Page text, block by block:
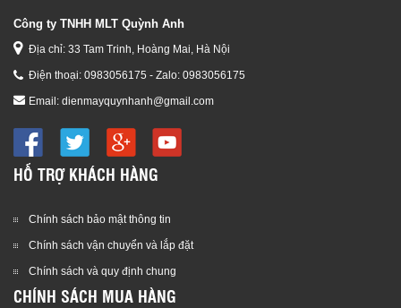
Công ty TNHH MLT Quỳnh Anh
Địa chỉ: 33 Tam Trinh, Hoàng Mai, Hà Nội
Điện thoại: 0983056175 - Zalo: 0983056175
Email: dienmayquynhanh@gmail.com
HỖ TRỢ KHÁCH HÀNG
Chính sách bảo mật thông tin
Chính sách vận chuyển và lắp đặt
Chính sách và quy định chung
CHÍNH SÁCH MUA HÀNG